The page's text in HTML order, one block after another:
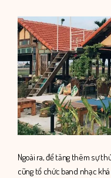
Ngoài ra, để tăng thêm sự
cũng tổ chức band nhạc khá